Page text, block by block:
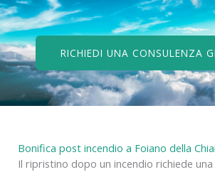
RICHIEDI UNA CONSULENZA
Bonifica post incendio a Foiano della
Il ripristino dopo un incendio richiede